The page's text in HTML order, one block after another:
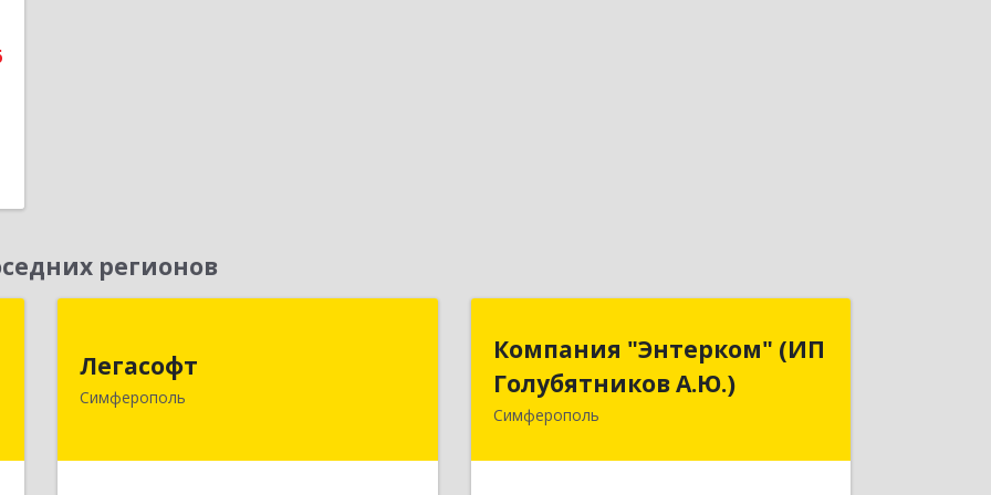
регионов
Легасофт
Симферополь
295017, Крым Респ, г.о. город
Симферополь, Симферополь г,
Компания "Энтерком" (ИП
Голубятников А.Ю.)
Симферополь
Голубятников А.Ю.)
295050, Крым Респ, Симферополь г,